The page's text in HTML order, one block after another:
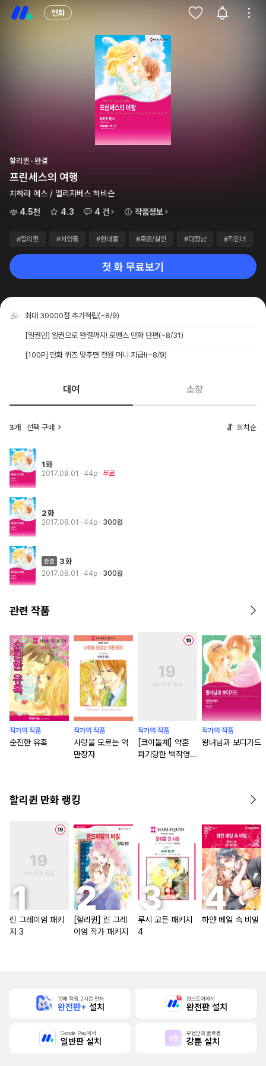
만화
할리퀸 · 완결
프린세스의 여행
치하라 에스 / 엘리자베스 하비슨
4.5천
4.3 4 건 작품정보
#할리퀸 #서양풍 #현대물 #죽음/살인 #다정남 #직진녀
첫 화 무료보기
최대 30000점 추가적립(~8/9)
[일권만] 일권으로 완결까지! 로맨스 만화 단편(~8/31)
[100P] 만화 퀴즈 맞추면 전원 머니 지급!(~8/9)
대여 소장
3개 선택 구매 회차순
1화
2017.08.01 · 44p 무료
2화
2017.08.01 · 44p 300원
3화
2017.08.01 · 44p 300원
관련 작품
작가의 작품
순진한 유혹
작가의 작품
사랑을 모르는 억
만장자
작가의 작품
[코이돌체] 약혼
파기당한 백작영애
작가의 작품
왕녀님과 보디가드
할리퀸 만화 랭킹
린 그레이엄 패키
지 3
[할리퀸] 린 그레
이엄 작가 패키지
루시 고든 패키지
4
하얀 베일 속 비밀
10배 적립, 2시간 먼저
완전판+ 설치
원스토어에서
완전판 설치
Google Play에서
일반판 설치
무협만화 플랫폼
강툰 설치